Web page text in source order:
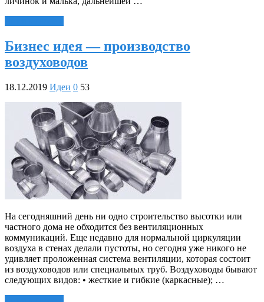
Бизнес идея — производство
воздуховодов
18.12.2019 Идеи 0 53
На сегодняшний день ни одно строительство высотки или
частного дома не обходится без вентиляционных
коммуникаций. Еще недавно для нормальной циркуляции
воздуха в стенах делали пустоты, но сегодня уже никого не
удивляет проложенная система вентиляции, которая состоит
из воздуховодов или специальных труб. Воздуховоды бывают
следующих видов: • жесткие и гибкие (каркасные); …